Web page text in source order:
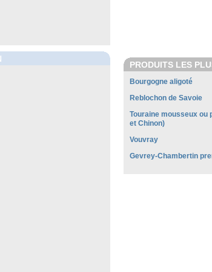
PRODUITS LES
Bourgogne aligoté
Reblochon de Savoie
Touraine mousseux ou
et Chinon)
Vouvray
Gevrey-Chambertin